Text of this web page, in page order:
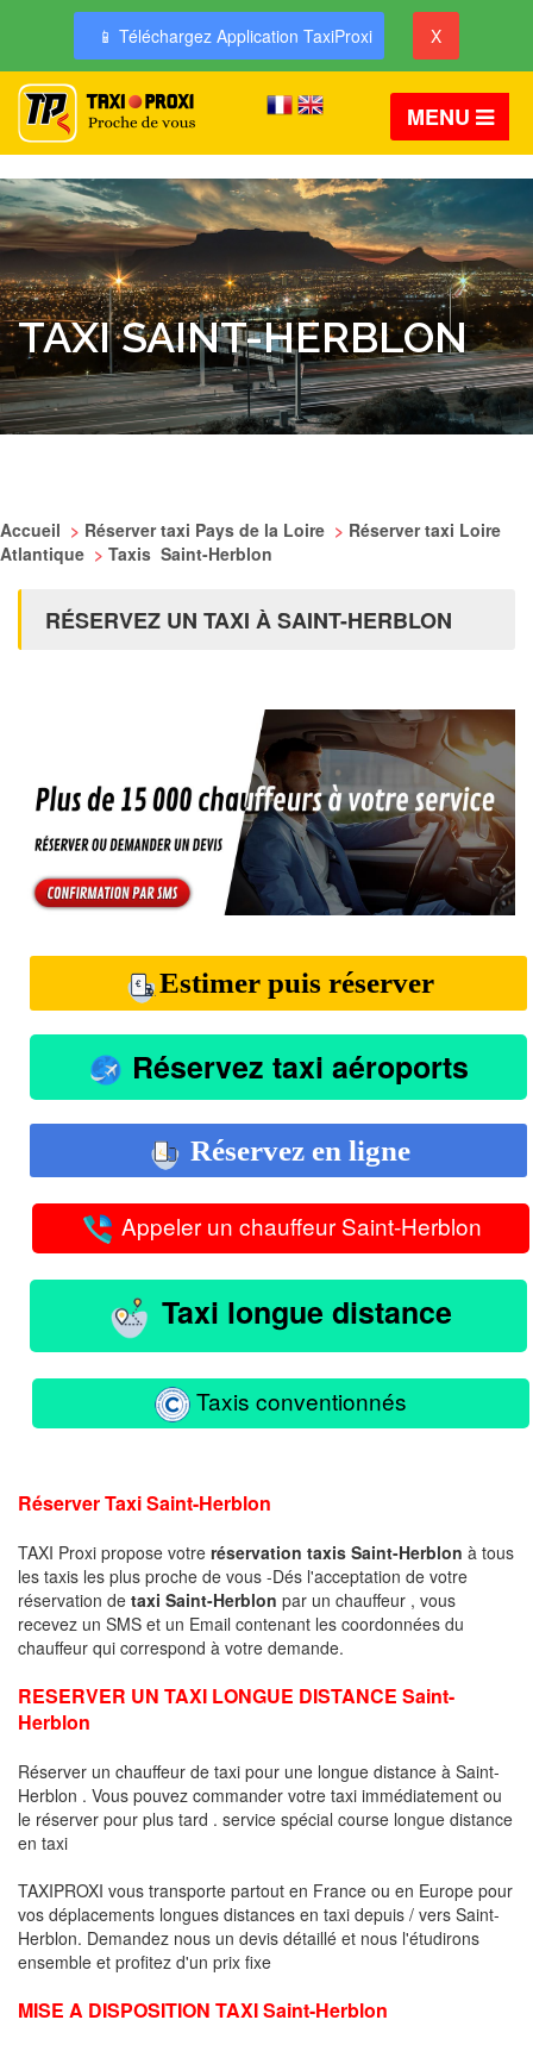
📱 Téléchargez Application TaxiProxi X
MENU
TAXI SAINT-HERBLON
Accueil > Réserver taxi Pays de la Loire > Réserver taxi Loire
Atlantique > Taxis Saint-Herblon
RÉSERVEZ UN TAXI À SAINT-HERBLON
Estimer puis réserver
Réservez taxi aéroports
Réservez en ligne
Appeler un chauffeur Saint-Herblon
Taxi longue distance
Taxis conventionnés
Réserver Taxi Saint-Herblon
TAXI Proxi propose votre réservation taxis Saint-Herblon à tous
les taxis les plus proche de vous -Dés l'acceptation de votre
réservation de taxi Saint-Herblon par un chauffeur , vous
recevez un SMS et un Email contenant les coordonnées du
chauffeur qui correspond à votre demande.
RESERVER UN TAXI LONGUE DISTANCE Saint-
Herblon
Réserver un chauffeur de taxi pour une longue distance à Saint-
Herblon . Vous pouvez commander votre taxi immédiatement ou
le réserver pour plus tard . service spécial course longue distance
en taxi
TAXIPROXI vous transporte partout en France ou en Europe pour
vos déplacements longues distances en taxi depuis / vers Saint-
Herblon. Demandez nous un devis détaillé et nous l'étudirons
ensemble et profitez d'un prix fixe
MISE A DISPOSITION TAXI Saint-Herblon